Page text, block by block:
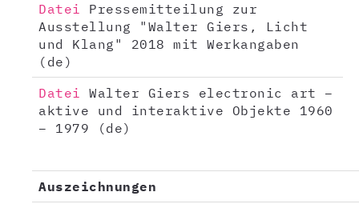
Datei Pressemitteilung zur
Ausstellung "Walter Giers, Licht
und Klang" 2018 mit Werkangaben
(de)
Datei Walter Giers electronic art –
aktive und interaktive Objekte 1960
– 1979 (de)
Auszeichnungen